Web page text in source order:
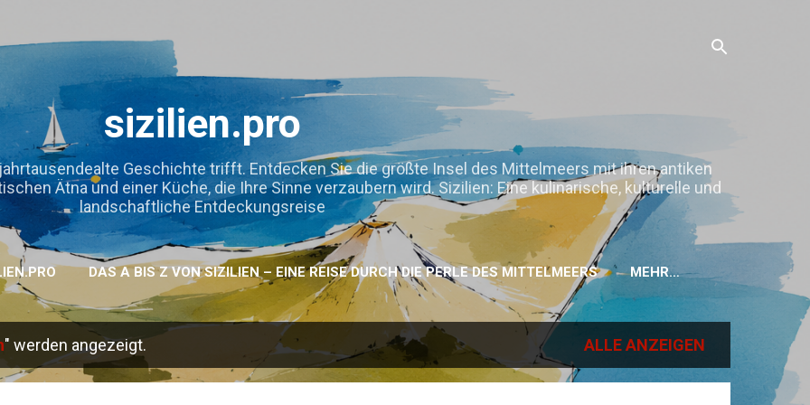
sizilien.pro
Geschichte trifft. Entdecken Sie die größte Insel des Mittelmeers mit ihren antiken
Ätna und einer Küche, die Ihre Sinne verzaubern wird. Sizilien: Eine kulinarische, kulturelle und
landschaftliche Entdeckungsreise
DAS A BIS Z VON SIZILIEN – EINE REISE DURCH DIE PERLE DES MITTELMEERS MEHR…
" werden angezeigt. ALLE ANZEIGEN